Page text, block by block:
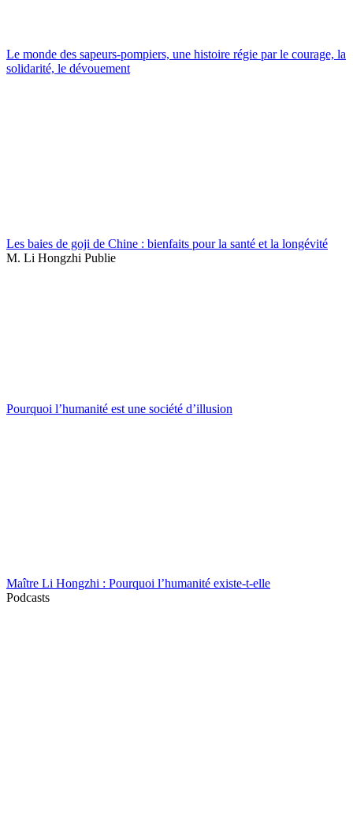
Le monde des sapeurs-pompiers, une histoire régie par le courage, la
solidarité, le dévouement
Les baies de goji de Chine : bienfaits pour la santé et la longévité
M. Li Hongzhi Publie
Pourquoi l’humanité est une société d’illusion
Maître Li Hongzhi : Pourquoi l’humanité existe-t-elle
Podcasts